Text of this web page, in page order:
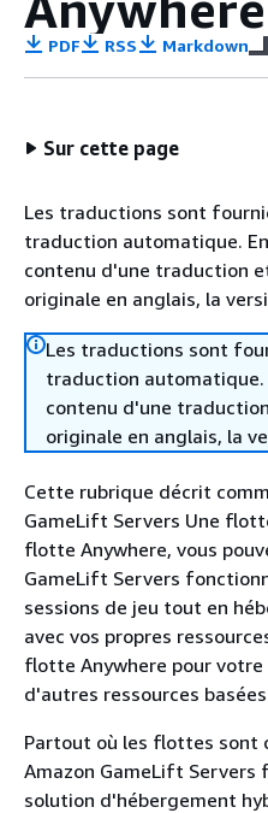
PDF RSS Markdown
Sur cette page
Les traductions sont
traduction automatique.
contenu d'une traduction
originale en anglais, la
Les traductions sont
traduction
contenu d'une
originale en anglais, la
Cette rubrique décrit
GameLift Servers Une
flotte Anywhere, vous
GameLift Servers
sessions de jeu tout en
avec vos propres
flotte Anywhere pour
d'autres ressources
Partout où les flottes sont
Amazon GameLift Servers
solution d'hébergement